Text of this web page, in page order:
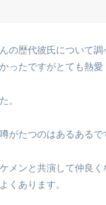
の歴代彼氏について調
ったですがとても熱愛
。
がたつのはあるあるで
メンと共演して仲良く
くあります。